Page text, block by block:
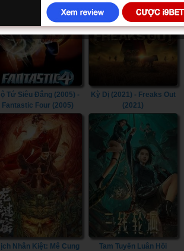
Tứ Siêu Đẳng (2005) -
Fantastic Four (2005)
Kỳ Dị (2021) - Freaks Out
(2021)
Nhân Kiệt: Mê Cung
Tam Tuyến Luân Hồi